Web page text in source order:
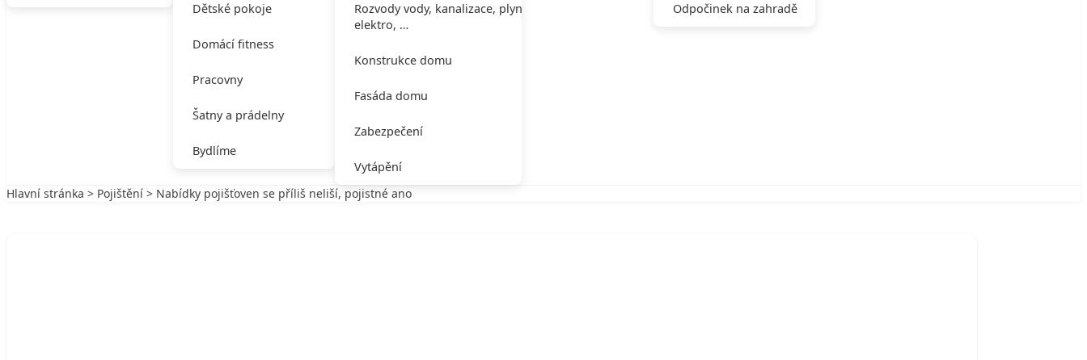
Dětské pokoje
Domácí fitness
Pracovny
Šatny a prádelny
Bydlíme
Rozvody vody, kanalizace, plynu,
elektro, …
Konstrukce domu
Fasáda domu
Zabezpečení
Vytápění
Odpočinek na zahradě
Hlavní stránka > Pojištění > Nabídky pojišťoven se příliš neliší, pojistné ano